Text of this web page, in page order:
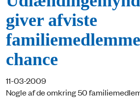
giver afviste
chance
11-03-2009
Nogle af de omkring 50